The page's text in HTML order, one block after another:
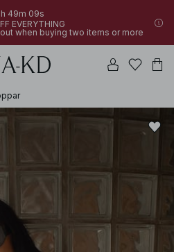
49m 09s
EVERYTHING
when buying two items or more